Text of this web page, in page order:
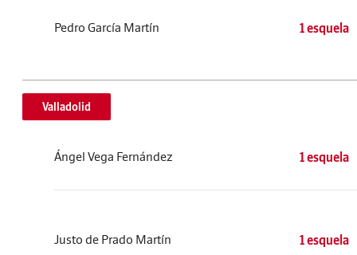
Pedro García Martín 1 esquela
Valladolid
Ángel Vega Fernández 1 esquela
Justo de Prado Martín 1 esquela